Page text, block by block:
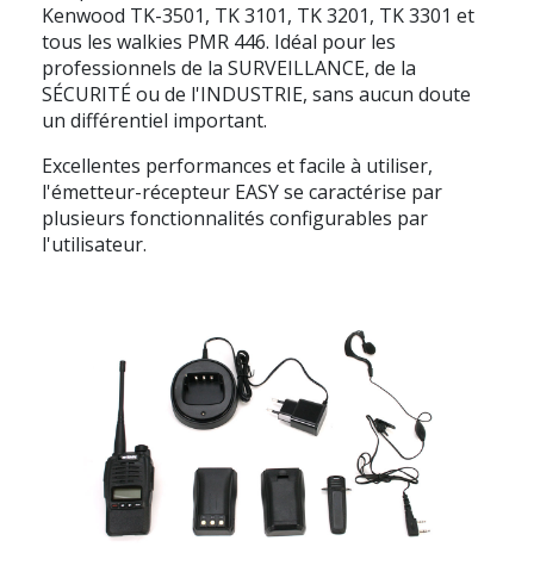
Kenwood TK-3501, TK 3101, TK 3201, TK 3301 et
tous les walkies PMR 446. Idéal pour les
professionnels de la SURVEILLANCE, de la
SÉCURITÉ ou de l'INDUSTRIE, sans aucun doute
un différentiel important.
Excellentes performances et facile à utiliser,
l'émetteur-récepteur EASY se caractérise par
plusieurs fonctionnalités configurables par
l'utilisateur.